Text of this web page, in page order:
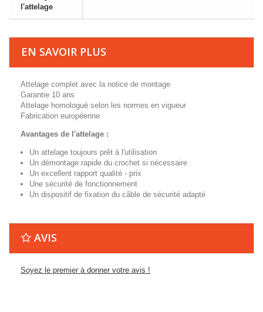
l'attelage
EN SAVOIR PLUS
Attelage complet avec la notice de montage
Garantie 10 ans
Attelage homologué selon les normes en vigueur
Fabrication européenne
Avantages de l'attelage :
Un attelage toujours prêt à l'utilisation
Un démontage rapide du crochet si nécessaire
Un excellent rapport qualité - prix
Une sécurité de fonctionnement
Un dispositif de fixation du câble de sécurité adapté
AVIS
Soyez le premier à donner votre avis !